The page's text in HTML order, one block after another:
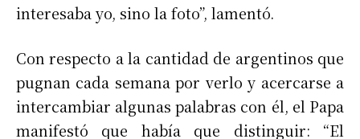
interesaba yo, sino la foto”, lamentó.
Con respecto a la cantidad de argentinos que
pugnan cada semana por verlo y acercarse a
intercambiar algunas palabras con él, el Papa
manifestó que había que distinguir: “El